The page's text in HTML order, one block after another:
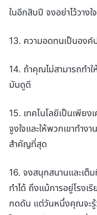
ในอีกสิบปี จงอย่าไว้วาง
13. ความอดทนเป็นองค์
14. ถ้าคุณไม่สามารถทำ
มันดูดี
15. เทคโนโลยีเป็นเพียง
จูงใจและให้พวกเขาทำ
สำคัญที่สุด
16. จงสนุกสนานและเต็
ทำได้ ถึงแม้การอยู่โรงเ
กดดัน แต่วันหนึ่งคุณจะรู้